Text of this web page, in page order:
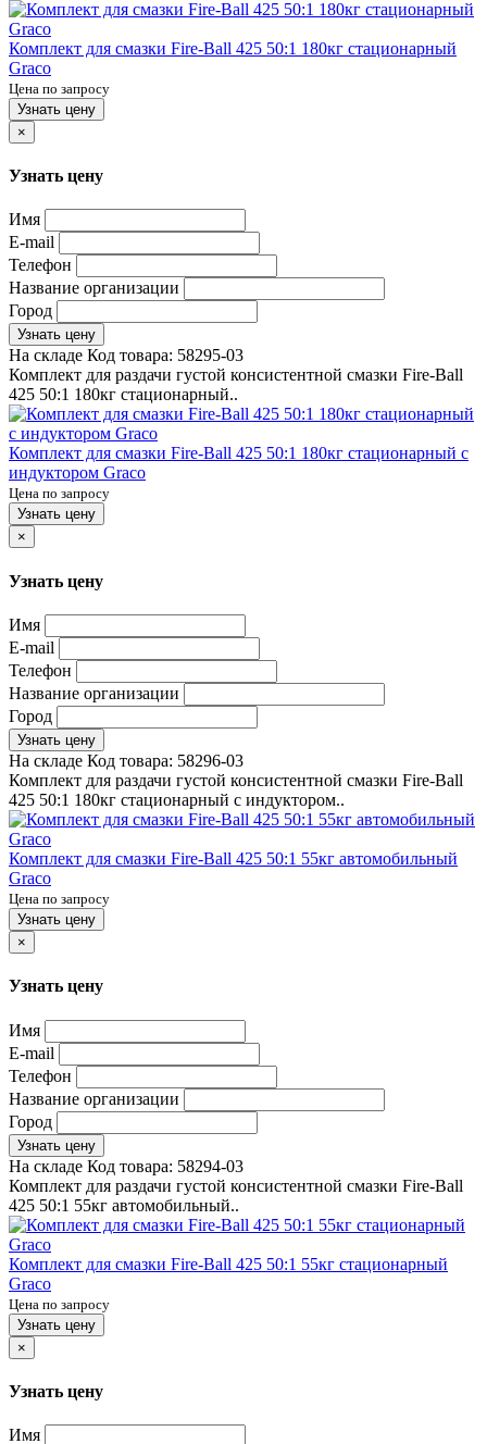
Комплект для смазки Fire-Ball 425 50:1 180кг стационарный
Graco
Цена по запросу
Узнать цену
×
Узнать цену
Имя
E-mail
Телефон
Название организации
Город
Узнать цену
На складе Код товара: 58295-03
Комплект для раздачи густой консистентной смазки Fire-Ball
425 50:1 180кг стационарный..
Комплект для смазки Fire-Ball 425 50:1 180кг стационарный с
индуктором Graco
Цена по запросу
Узнать цену
×
Узнать цену
Имя
E-mail
Телефон
Название организации
Город
Узнать цену
На складе Код товара: 58296-03
Комплект для раздачи густой консистентной смазки Fire-Ball
425 50:1 180кг стационарный с индуктором..
Комплект для смазки Fire-Ball 425 50:1 55кг автомобильный
Graco
Цена по запросу
Узнать цену
×
Узнать цену
Имя
E-mail
Телефон
Название организации
Город
Узнать цену
На складе Код товара: 58294-03
Комплект для раздачи густой консистентной смазки Fire-Ball
425 50:1 55кг автомобильный..
Комплект для смазки Fire-Ball 425 50:1 55кг стационарный
Graco
Цена по запросу
Узнать цену
×
Узнать цену
Имя